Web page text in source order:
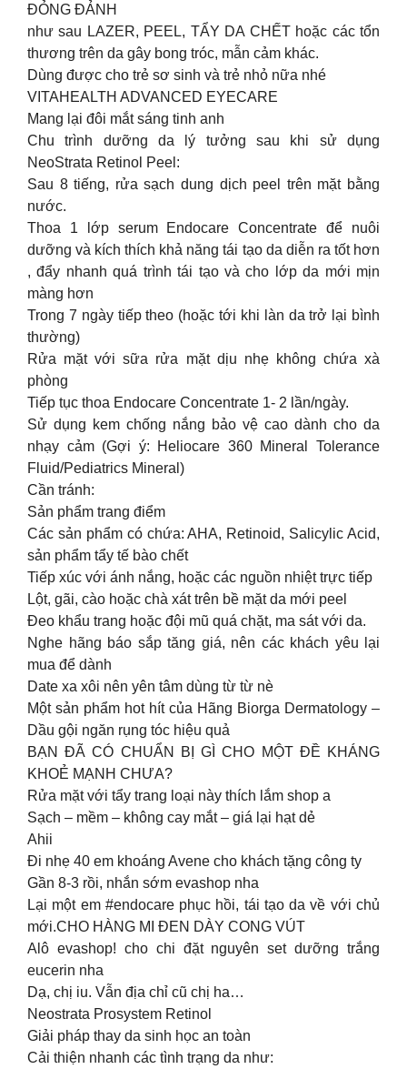
ĐỎNG ĐẢNH
như sau LAZER, PEEL, TẨY DA CHẾT hoặc các tổn
thương trên da gây bong tróc, mẫn cảm khác.
Dùng được cho trẻ sơ sinh và trẻ nhỏ nữa nhé
VITAHEALTH ADVANCED EYECARE
Mang lại đôi mắt sáng tinh anh
Chu trình dưỡng da lý tưởng sau khi sử dụng
NeoStrata Retinol Peel:
Sau 8 tiếng, rửa sạch dung dịch peel trên mặt bằng
nước.
Thoa 1 lớp serum Endocare Concentrate để nuôi
dưỡng và kích thích khả năng tái tạo da diễn ra tốt hơn
, đẩy nhanh quá trình tái tạo và cho lớp da mới mịn
màng hơn
Trong 7 ngày tiếp theo (hoặc tới khi làn da trở lại bình
thường)
Rửa mặt với sữa rửa mặt dịu nhẹ không chứa xà
phòng
Tiếp tục thoa Endocare Concentrate 1- 2 lần/ngày.
Sử dụng kem chống nắng bảo vệ cao dành cho da
nhạy cảm (Gợi ý: Heliocare 360 Mineral Tolerance
Fluid/Pediatrics Mineral)
Cần tránh:
Sản phẩm trang điểm
Các sản phẩm có chứa: AHA, Retinoid, Salicylic Acid,
sản phẩm tẩy tế bào chết
Tiếp xúc với ánh nắng, hoặc các nguồn nhiệt trực tiếp
Lột, gãi, cào hoặc chà xát trên bề mặt da mới peel
Đeo khẩu trang hoặc đội mũ quá chặt, ma sát với da.
Nghe hãng báo sắp tăng giá, nên các khách yêu lại
mua để dành
Date xa xôi nên yên tâm dùng từ từ nè
Một sản phẩm hot hít của Hãng Biorga Dermatology –
Dầu gội ngăn rụng tóc hiệu quả
BẠN ĐÃ CÓ CHUẨN BỊ GÌ CHO MỘT ĐỀ KHÁNG
KHOẺ MẠNH CHƯA?
Rửa mặt với tẩy trang loại này thích lắm shop a
Sạch – mềm – không cay mắt – giá lại hạt dẻ
Ahii
Đi nhẹ 40 em khoáng Avene cho khách tặng công ty
Gần 8-3 rồi, nhắn sớm evashop nha
Lại một em #endocare phục hồi, tái tạo da về với chủ
mới.CHO HÀNG MI ĐEN DÀY CONG VÚT
Alô evashop! cho chi đặt nguyên set dưỡng trắng
eucerin nha
Dạ, chị iu. Vẫn địa chỉ cũ chị ha…
Neostrata Prosystem Retinol
Giải pháp thay da sinh học an toàn
Cải thiện nhanh các tình trạng da như: